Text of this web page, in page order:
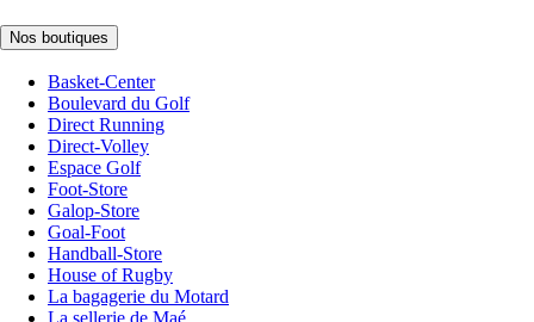
Nos boutiques
Basket-Center
Boulevard du Golf
Direct Running
Direct-Volley
Espace Golf
Foot-Store
Galop-Store
Goal-Foot
Handball-Store
House of Rugby
La bagagerie du Motard